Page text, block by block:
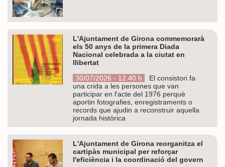
L'Ajuntament de Girona commemorarà
els 50 anys de la primera Diada
Nacional celebrada a la ciutat en
llibertat
30/07/2026 - 12.40 h
El consistori fa
una crida a les persones que van
participar en l'acte del 1976 perquè
aportin fotografies, enregistraments o
records que ajudin a reconstruir aquella
jornada històrica
L'Ajuntament de Girona reorganitza el
cartipàs municipal per reforçar
l'eficiència i la coordinació del govern